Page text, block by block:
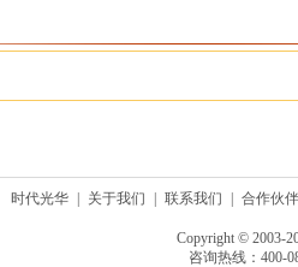
时代光华 关于我们 联系我们 合作伙伴
Copyright © 2003-
咨询热线：400-